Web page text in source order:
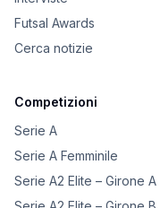
Futsal Awards
Cerca notizie
Competizioni
Serie A
Serie A Femminile
Serie A2 Elite – Girone A